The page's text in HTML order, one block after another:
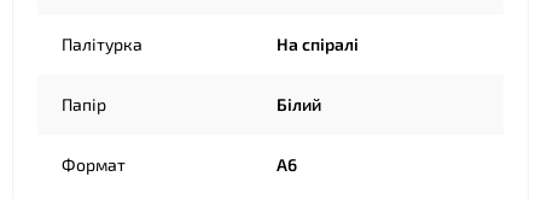
Палітурка На спіралі
Папір Білий
Формат А6